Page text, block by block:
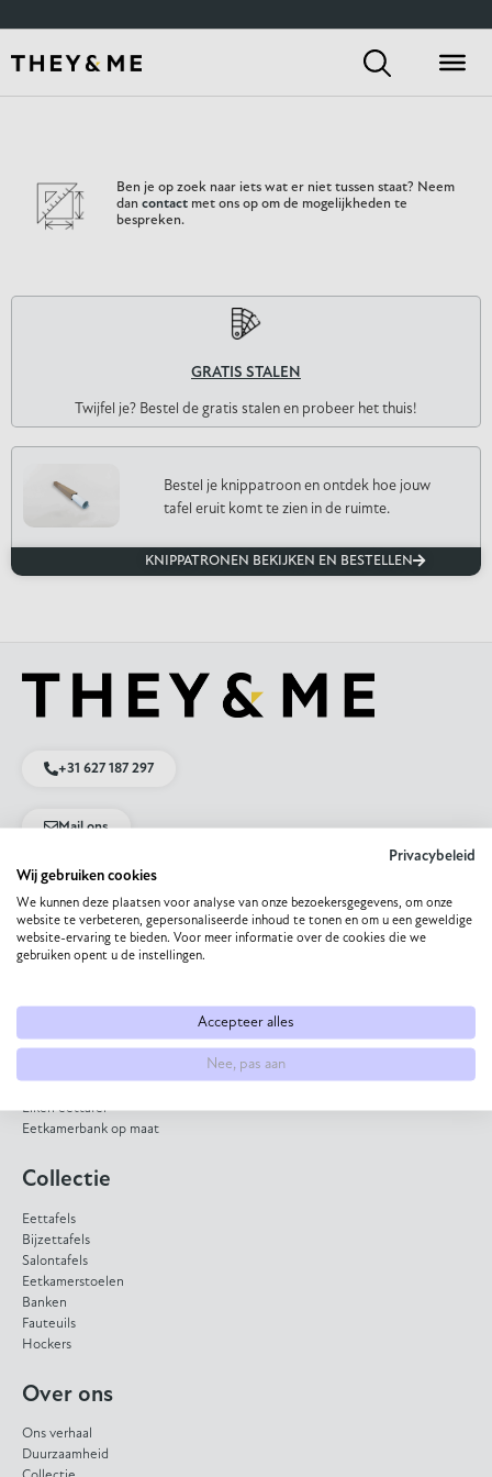
Ben je op zoek naar iets wat er niet tussen staat? Neem
dan contactmet ons op om de mogelijkheden te
bespreken.
GRATIS STALEN
Twijfel je? Bestel de gratis stalen en probeer het thuis!
Bestel je knippatroon en ontdek hoe jouw
tafel eruit komt te zien in de ruimte.
KNIPPATRONEN BEKIJKEN EN BESTELLEN
+31 627 187 297
Mail ons
Direct naar
Eettafel op maat
Bank op maat laten maken
Eiken eettafel
Eetkamerbank op maat
Collectie
Eettafels
Bijzettafels
Salontafels
Eetkamerstoelen
Banken
Fauteuils
Hockers
Over ons
Ons verhaal
Duurzaamheid
Privacybeleid
Wij gebruiken cookies
We kunnen deze plaatsen voor analyse van onze bezoekersgegevens, om onze
website te verbeteren, gepersonaliseerde inhoud te tonen en om u een geweldige
website-ervaring te bieden. Voor meer informatie over de cookies die we
gebruiken opent u de instellingen.
Accepteer alles
Nee, pas aan